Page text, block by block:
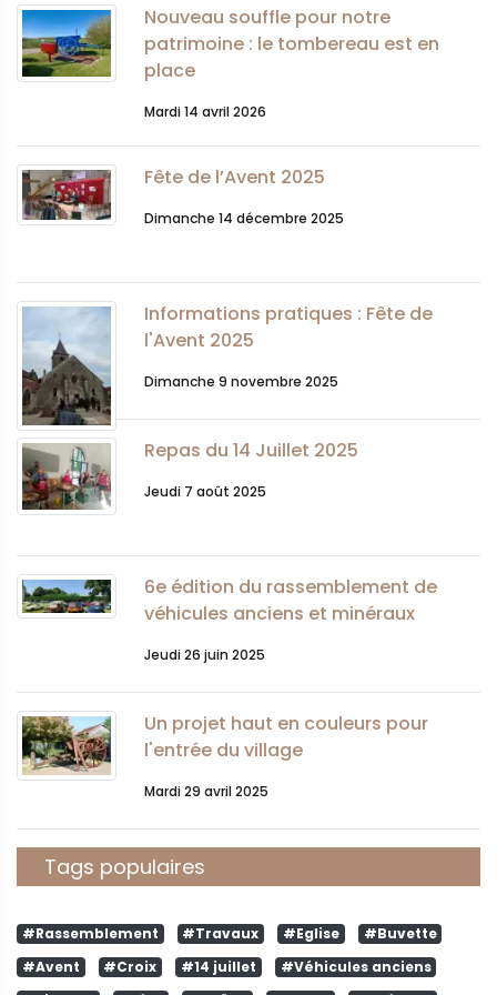
Nouveau souffle pour notre
patrimoine : le tombereau est en
place
Mardi 14 avril 2026
Fête de l’Avent 2025
Dimanche 14 décembre 2025
Informations pratiques : Fête de
l'Avent 2025
Dimanche 9 novembre 2025
Repas du 14 Juillet 2025
Jeudi 7 août 2025
6e édition du rassemblement de
véhicules anciens et minéraux
Jeudi 26 juin 2025
Un projet haut en couleurs pour
l'entrée du village
Mardi 29 avril 2025
Tags populaires
#Rassemblement #Travaux #Eglise
#Buvette
#Avent
#Croix #14 juillet
#Véhicules anciens